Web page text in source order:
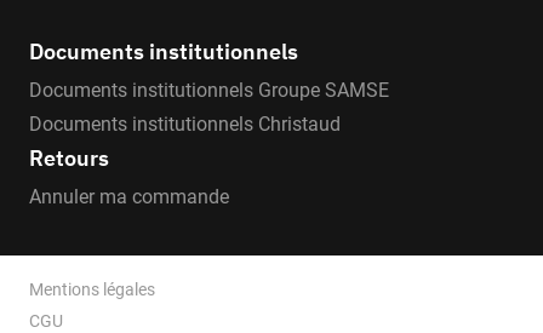
Documents institutionnels
Documents institutionnels Groupe SAMSE
Documents institutionnels Christaud
Retours
Annuler ma commande
Mentions légales
CGU